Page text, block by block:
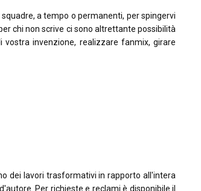
a tempo o permanenti, per spingervi
chi non scrive ci sono altrettante possibilità
invenzione, realizzare fanmix, girare
dei lavori trasformativi in rapporto all'intera
Per richieste e reclami è disponibile il